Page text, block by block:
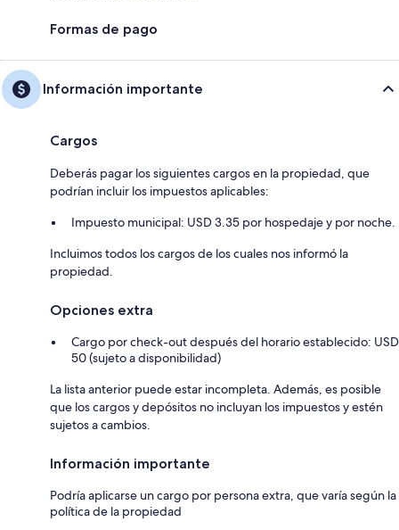
Formas de pago
Información importante
Cargos
Deberás pagar los siguientes cargos en la propiedad, que
podrían incluir los impuestos aplicables:
Impuesto municipal: USD 3.35 por hospedaje y por noche.
Incluimos todos los cargos de los cuales nos informó la
propiedad.
Opciones extra
Cargo por check-out después del horario establecido: USD
50 (sujeto a disponibilidad)
La lista anterior puede estar incompleta. Además, es posible
que los cargos y depósitos no incluyan los impuestos y estén
sujetos a cambios.
Información importante
Podría aplicarse un cargo por persona extra, que varía según la
política de la propiedad